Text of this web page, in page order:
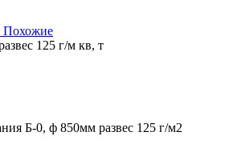
Похожие
125 г/м кв, т
Б-0, ф 850мм развес 125 г/м2